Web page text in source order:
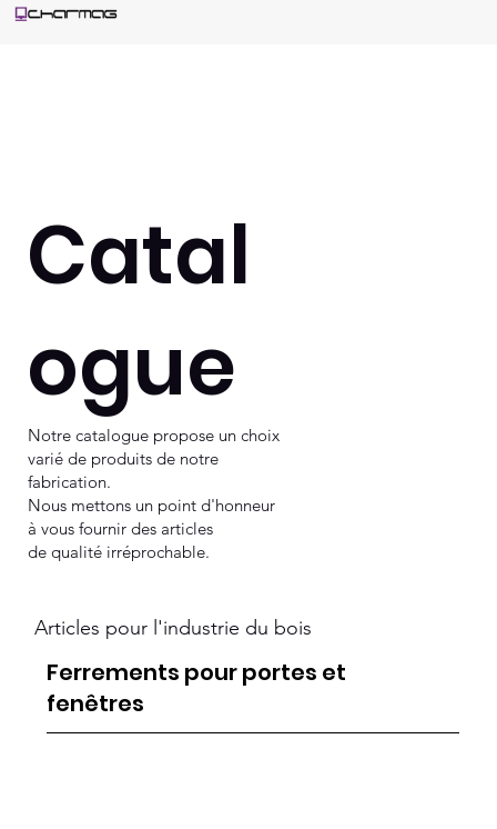
Catal
ogue
Notre catalogue propose un choix
varié de produits de notre
fabrication.
Nous mettons un point d'honneur
à vous fournir des articles
de qualité irréprochable.
Articles pour l'industrie du bois
Ferrements pour portes et
fenêtres